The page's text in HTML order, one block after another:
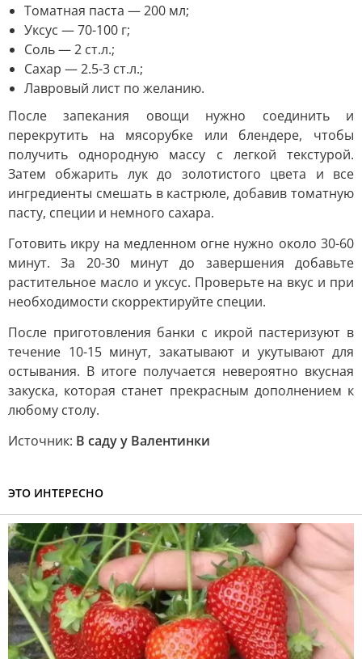
Томатная паста — 200 мл;
Уксус — 70-100 г;
Соль — 2 ст.л.;
Сахар — 2.5-3 ст.л.;
Лавровый лист по желанию.
После запекания овощи нужно соединить и
перекрутить на мясорубке или блендере, чтобы
получить однородную массу с легкой текстурой.
Затем обжарить лук до золотистого цвета и все
ингредиенты смешать в кастрюле, добавив томатную
пасту, специи и немного сахара.
Готовить икру на медленном огне нужно около 30-60
минут. За 20-30 минут до завершения добавьте
растительное масло и уксус. Проверьте на вкус и при
необходимости скорректируйте специи.
После приготовления банки с икрой пастеризуют в
течение 10-15 минут, закатывают и укутывают для
остывания. В итоге получается невероятно вкусная
закуска, которая станет прекрасным дополнением к
любому столу.
Источник: В саду у Валентинки
ЭТО ИНТЕРЕСНО